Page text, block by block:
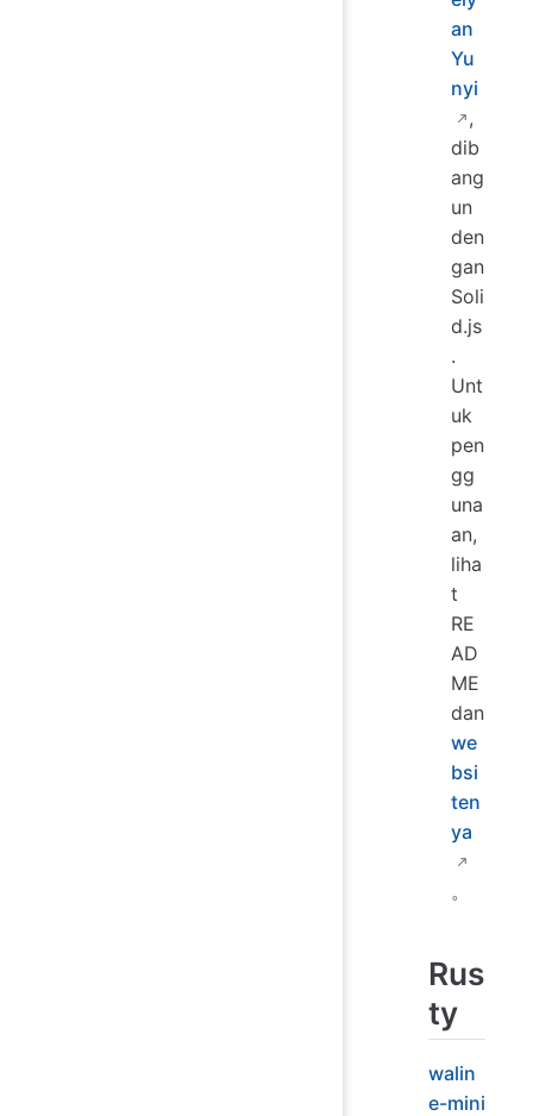
an
Yu
nyi
,
dib
ang
un
den
gan
Soli
d.js
.
Unt
uk
pen
gg
una
an,
liha
t
RE
AD
ME
dan
we
bsi
ten
ya
。
Rus
ty
walin
e-mini